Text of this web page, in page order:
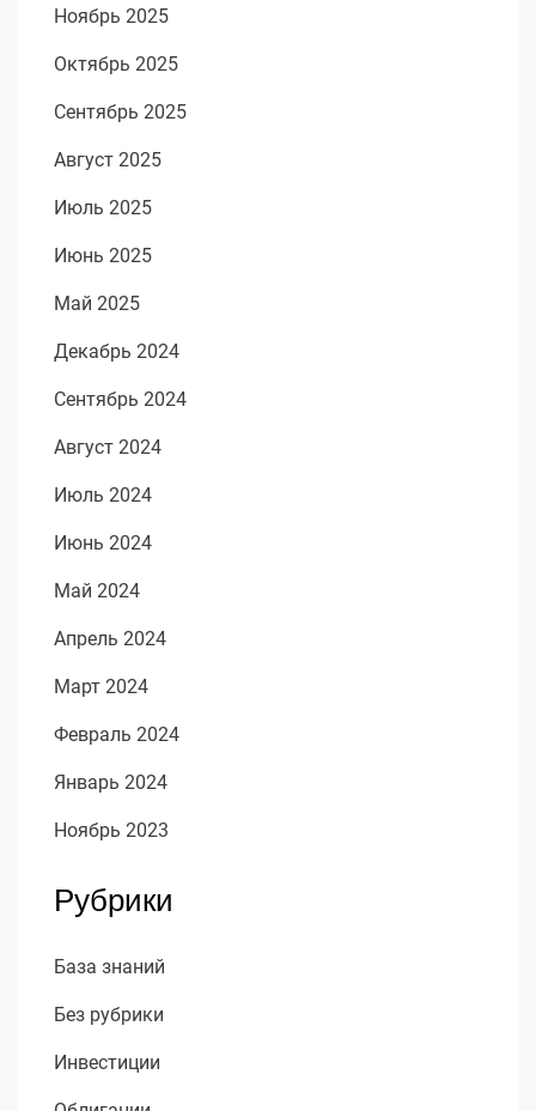
Ноябрь 2025
Октябрь 2025
Сентябрь 2025
Август 2025
Июль 2025
Июнь 2025
Май 2025
Декабрь 2024
Сентябрь 2024
Август 2024
Июль 2024
Июнь 2024
Май 2024
Апрель 2024
Март 2024
Февраль 2024
Январь 2024
Ноябрь 2023
Рубрики
База знаний
Без рубрики
Инвестиции